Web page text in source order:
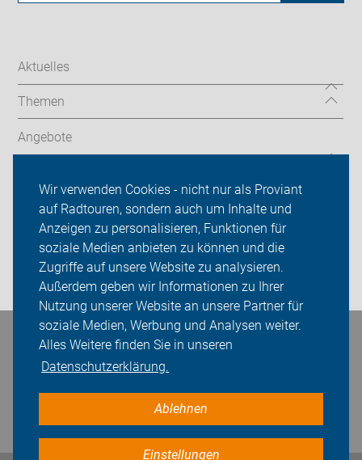
Wir verwenden Cookies - nicht nur als Proviant
auf Radtouren, sondern auch um Inhalte und
Anzeigen zu personalisieren, Funktionen für
soziale Medien anbieten zu können und die
Zugriffe auf unsere Website zu analysieren.
Außerdem geben wir Informationen zu Ihrer
Nutzung unserer Website an unsere Partner für
soziale Medien, Werbung und Analysen weiter.
Alles Weitere finden Sie in unseren
Datenschutzerklärung.
Ablehnen
Einstellungen
Aktuelles
Themen
Angebote
Sei dabei
Presse
Login
Bleiben Sie in Kontakt